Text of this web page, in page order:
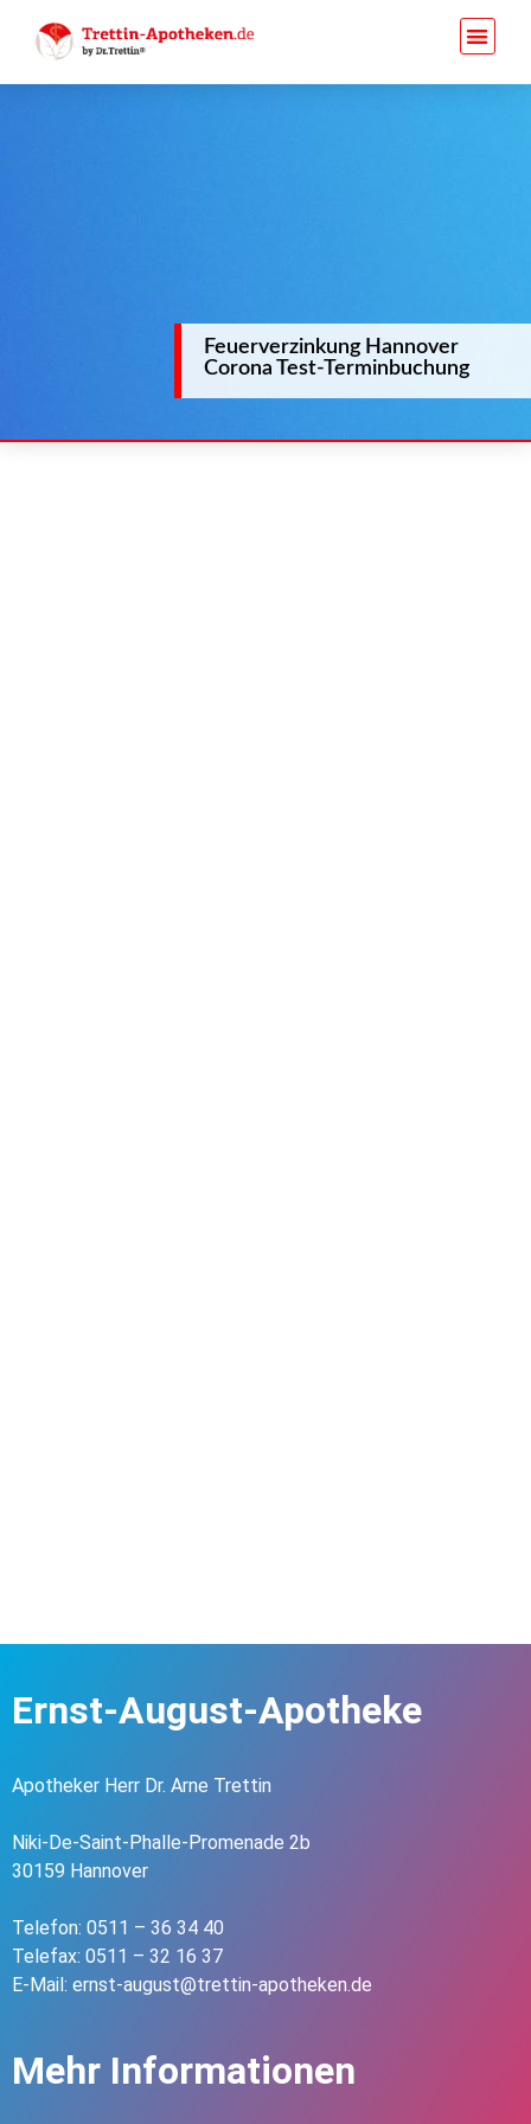
Feuerverzinkung Hannover
Corona Test-Terminbuchung
Ernst-August-Apotheke
Apotheker Herr Dr. Arne Trettin
Niki-De-Saint-Phalle-Promenade 2b
30159 Hannover
Telefon: 0511 – 36 34 40
Telefax: 0511 – 32 16 37
E-Mail: ernst-august@trettin-apotheken.de
Mehr Informationen